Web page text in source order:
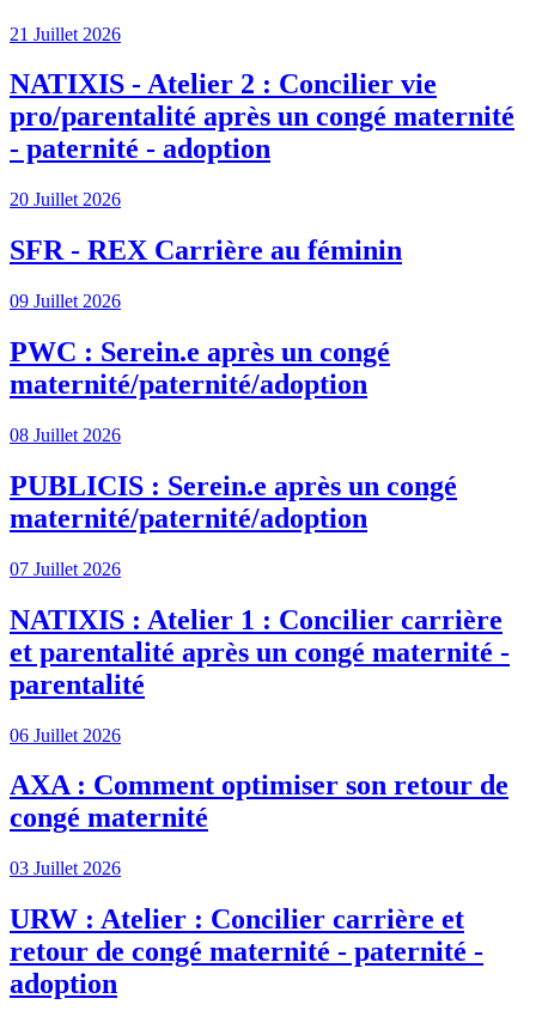
21 Juillet 2026
NATIXIS - Atelier 2 : Concilier vie
pro/parentalité après un congé maternité
- paternité - adoption
20 Juillet 2026
SFR - REX Carrière au féminin
09 Juillet 2026
PWC : Serein.e après un congé
maternité/paternité/adoption
08 Juillet 2026
PUBLICIS : Serein.e après un congé
maternité/paternité/adoption
07 Juillet 2026
NATIXIS : Atelier 1 : Concilier carrière
et parentalité après un congé maternité -
parentalité
06 Juillet 2026
AXA : Comment optimiser son retour de
congé maternité
03 Juillet 2026
URW : Atelier : Concilier carrière et
retour de congé maternité - paternité -
adoption